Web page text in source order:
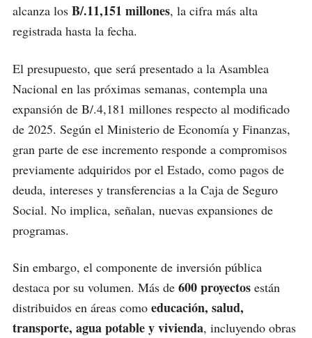
alcanza los B/.11,151 millones, la cifra más alta
registrada hasta la fecha.
El presupuesto, que será presentado a la Asamblea
Nacional en las próximas semanas, contempla una
expansión de B/.4,181 millones respecto al modificado
de 2025. Según el Ministerio de Economía y Finanzas,
gran parte de ese incremento responde a compromisos
previamente adquiridos por el Estado, como pagos de
deuda, intereses y transferencias a la Caja de Seguro
Social. No implica, señalan, nuevas expansiones de
programas.
Sin embargo, el componente de inversión pública
destaca por su volumen. Más de 600 proyectos están
distribuidos en áreas como educación, salud,
transporte, agua potable y vivienda, incluyendo obras